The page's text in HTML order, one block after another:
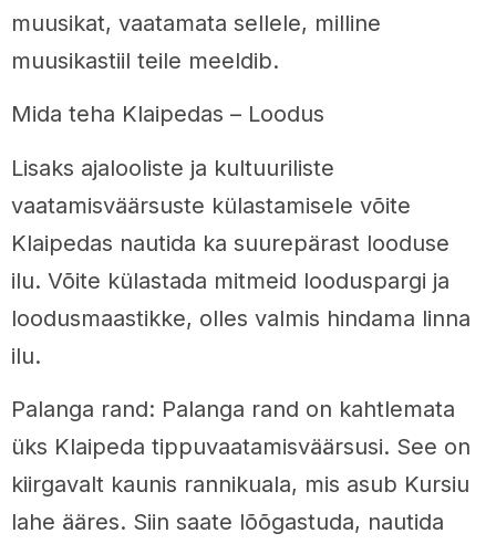
muusikat, vaatamata sellele, milline
muusikastiil teile meeldib.
Mida teha Klaipedas – Loodus
Lisaks ajalooliste ja kultuuriliste
vaatamisväärsuste külastamisele võite
Klaipedas nautida ka suurepärast looduse
ilu. Võite külastada mitmeid looduspargi ja
loodusmaastikke, olles valmis hindama linna
ilu.
Palanga rand: Palanga rand on kahtlemata
üks Klaipeda tippuvaatamisväärsusi. See on
kiirgavalt kaunis rannikuala, mis asub Kursiu
lahe ääres. Siin saate lõõgastuda, nautida